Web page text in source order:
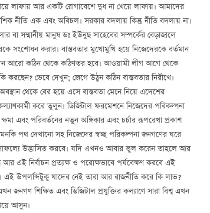
লাফায় আর একটি রোগাবেশে দুধ না খেয়ে লাফায়। আমাদের
নীতি এক এবং অবিচল। সরকার বদলায় কিন্তু নীতি বদলায় না।
বা সম্মানীয় মানুষ ডঃ ইউনুছ সাহেবের সম্পর্কের বেড়াজালে
সংশোধন করার। বাস্তবতার মুখোমুখি হয়ে নিজেদেরকে বর্তমান
আরো কঠিন থেকে কঠিণতর হবে। আওয়ামী লীগ আগে থেকে
কি করছেন? ভেবে দেখুন; জেগে উঠুন কঠিন বাস্তবতার নিরীখে।
থেকে বের হয়ে এসে বাস্তবতা মেনে নিয়ে এদেশের
করে তুলুন। ডিজিটাল ফরমেশনে নিজেদের পরিকল্পনা
এবং পরিবর্তনের নতুন অঙ্গিকার এবং চর্চার রূপরেখা প্রকাশ
পথ দেখানো সহ নিজেদের স্বচ্ছ পরিকল্পনা জনগণের ঘরে
উদ্ভাসিত করবে। যদি এখনও আবার ভুল করেন তাহলে আর
আর এই নির্বাচন প্রত্যক্ষ ও পরোক্ষভাবে পর্যবেক্ষণ করবে এই
উপলব্দিটুকু যাদের নেই তারা আর রাজনীতি করে কি লাভ?
জনগণ শিক্ষিত এবং ডিজিটাল প্রযুক্তির কল্যাণে সারা বিশ্ব এখন
আসুন।